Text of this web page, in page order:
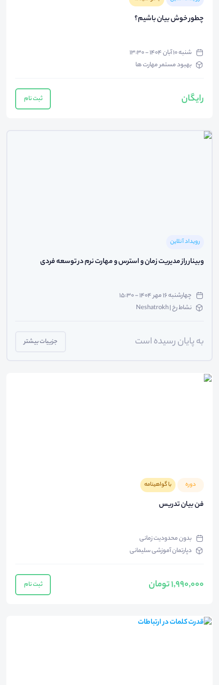
چطور خوش بیان باشیم؟
شنبه ۱۰ آبان ۱۴۰۴ - ۱۳:۳۰
بهبود مستمر مهارت ها
رایگان ثبت نام
رویداد آنلاین
وبینار راز مدیریت زمان و استرس و مهارت‌ نرم در توسعه فردی
چهارشنبه ۱۶ مهر ۱۴۰۴ - ۱۵:۳۰
نشاط رخ | Neshatrokh
به پایان رسیده است جزییات بیشتر
دوره با گواهینامه
فن بیان تدریس
بدون محدودیت زمانی
دپارتمان آموزشی سلیمانی
1,990,000 تومان ثبت نام